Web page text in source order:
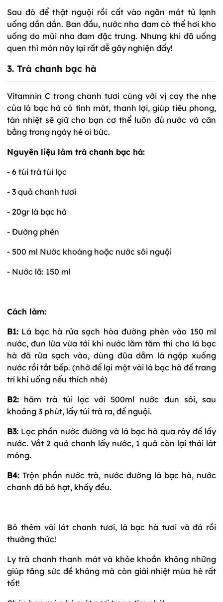
Sau đó để thật nguội rồi cất vào ngăn mát tủ lạnh
uống dần dần. Ban đầu, nước nha đam có thể hơi kho
uống do mùi nha đam đặc trưng. Nhưng khi đã uống
quen thì món này lại rất dễ gây nghiện đấy!
3. Trà chanh bạc hà
Vitamnin C trong chanh tươi cùng với vị cay the nhẹ
của lá bạc hà có tính mát, thanh lợi, giúp tiêu phong,
tán nhiệt sẽ giữ cho bạn cơ thể luôn đủ nước và cân
bằng trong ngày hè oi bức.
Nguyên liệu làm trà chanh bạc hà:
- 6 túi trà túi lọc
- 3 quả chanh tươi
- 20gr lá bạc hà
- Đường phèn
- 500 ml Nước khoáng hoặc nước sôi nguội
- Nước lã: 150 ml
Cách làm:
B1: Lá bạc hà rửa sạch hòa đường phèn vào 150 ml
nước, đun lửa vừa tới khi nước lăm tăm thì cho lá bạc
hà đã rửa sạch vào, dùng đũa dằm lá ngập xuống
nước rồi tắt bếp. (nhớ để lại một vài lá bạc hà để trang
trí khi uống nếu thích nhé)
B2: hãm trà túi lọc với 500ml nước đun sôi, sau
khoảng 3 phút, lấy túi trà ra, để nguội.
B3: Lọc phần nước đường và lá bạc hà qua rây để lấy
nước. Vắt 2 quả chanh lấy nước, 1 quả còn lại thái lát
mỏng.
B4: Trộn phần nước trà, nước đường lá bạc hà, nước
chanh đã bỏ hạt, khấy đều.
Bỏ thêm vài lát chanh tươi, lá bạc hà tươi và đá rồi
thưởng thức!
Ly trà chanh thanh mát và khỏe khoắn không những
giúp tăng sức đề kháng mà còn giải nhiệt mùa hè rất
tốt!